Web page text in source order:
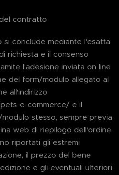
contratto
si conclude mediante l'esatta
richiesta e il consenso
l'adesione inviata on line
del form/modulo allegato al
all'indirizzo
e-commerce/ e il
stesso, sempre previa
web di riepilogo dell'ordine,
riportati gli estremi
il prezzo del bene
e gli eventuali ulteriori